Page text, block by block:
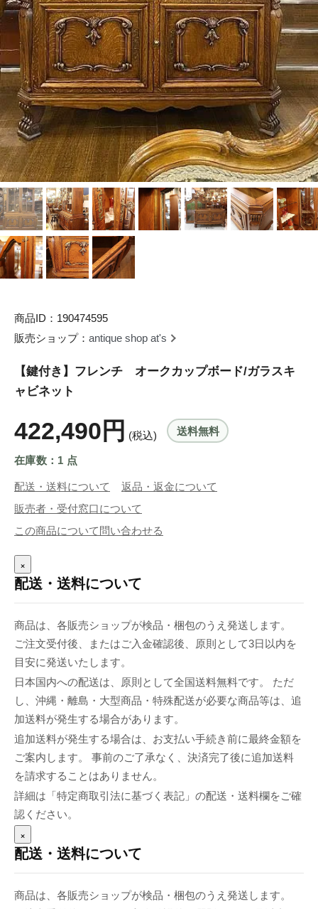
商品ID：190474595
販売ショップ： antique shop at's
【鍵付き】フレンチ オークカップボード/ガラスキ
ャビネット
422,490円 (税込) 送料無料
在庫数：1 点
配送・送料について
返品・返金について
販売者・受付窓口について
この商品について問い合わせる
×
配送・送料について
商品は、各販売ショップが検品・梱包のうえ発送します。
ご注文受付後、またはご入金確認後、原則として3日以内を
目安に発送いたします。
日本国内への配送は、原則として全国送料無料です。 ただ
し、沖縄・離島・大型商品・特殊配送が必要な商品等は、追
加送料が発生する場合があります。
追加送料が発生する場合は、お支払い手続き前に最終金額を
ご案内します。 事前のご了承なく、決済完了後に追加送料
を請求することはありません。
詳細は「特定商取引法に基づく表記」の配送・送料欄をご確
認ください。
×
配送・送料について
商品は、各販売ショップが検品・梱包のうえ発送します。